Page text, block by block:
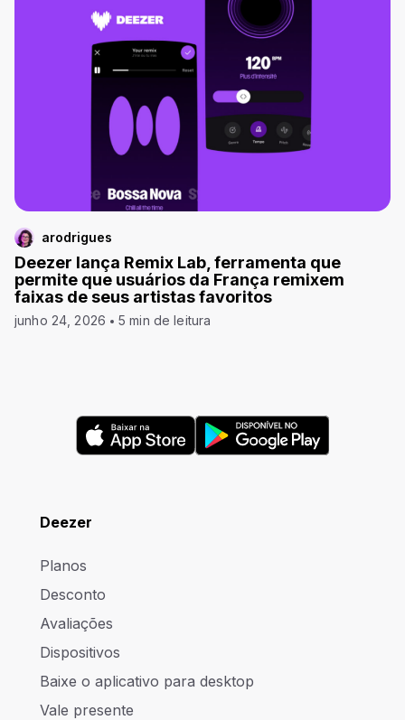
arodrigues
Deezer lança Remix Lab, ferramenta que
permite que usuários da França remixem
faixas de seus artistas favoritos
junho 24, 2026 5 min de leitura
Deezer
Planos
Desconto
Avaliações
Dispositivos
Baixe o aplicativo para desktop
Vale presente